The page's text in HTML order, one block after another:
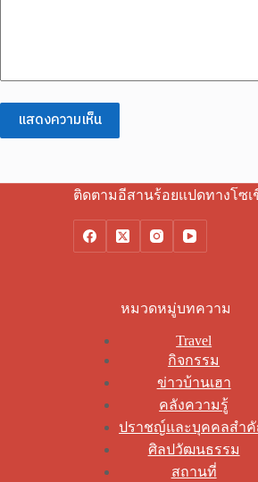
แสดงความเห็น
ติดตามอีสานร้อยแปดทางโซเ
หมวดหมู่บทความ
Travel
กิจกรรม
ข่าวบ้านเฮา
คลังความรู้
ปราชญ์และบุคคลสำ
ศิลปวัฒนธรรม
สถานที่